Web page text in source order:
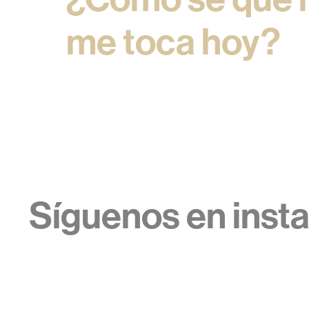
me toca hoy?
Síguenos en